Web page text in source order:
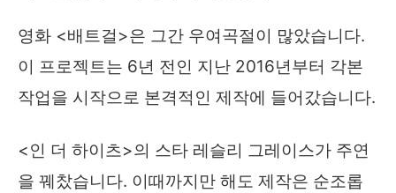
영화 <배트걸>은 그간 우여곡절이 많았습니다.
이 프로젝트는 6년 전인 지난 2016년부터 각본
작업을 시작으로 본격적인 제작에 들어갔습니다.
<인 더 하이츠>의 스타 레슬리 그레이스가 주연
을 꿰찼습니다. 이때까지만 해도 제작은 순조롭